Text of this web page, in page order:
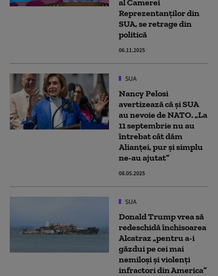
al Camerei
Reprezentanţilor din
SUA, se retrage din
politică
06.11.2025
SUA
Nancy Pelosi
avertizează că și SUA
au nevoie de NATO. „La
11 septembrie nu au
întrebat cât dăm
Alianței, pur și simplu
ne-au ajutat”
08.05.2025
SUA
Donald Trump vrea să
redeschidă închisoarea
Alcatraz „pentru a-i
găzdui pe cei mai
nemiloși și violenți
infractori din America”